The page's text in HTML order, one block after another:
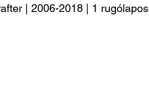
| 2006-2018 | 1 rugólapos